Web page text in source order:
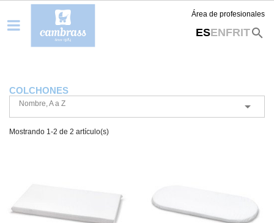
Área de profesionales
ESENFRITsearch
COLCHONES
Nombre, A a Z 
Mostrando 1-2 de 2 artículo(s)